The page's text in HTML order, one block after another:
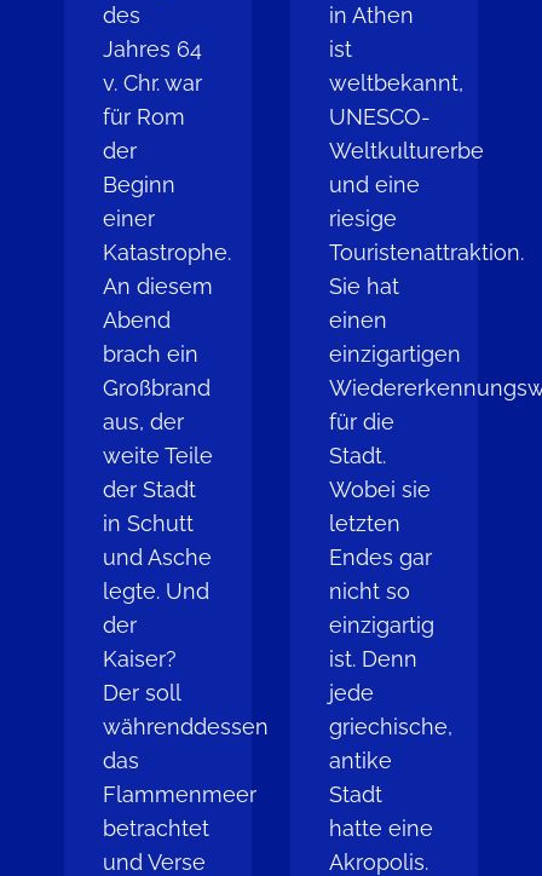
des
Jahres 64
v. Chr. war
für Rom
der
Beginn
einer
Katastrophe.
An diesem
Abend
brach ein
Großbrand
aus, der
weite Teile
der Stadt
in Schutt
und Asche
legte. Und
der
Kaiser?
Der soll
währenddessen
das
Flammenmeer
betrachtet
und Verse
in Athen
ist
weltbekannt,
UNESCO-
Weltkulturerbe
und eine
riesige
Touristenattraktion.
Sie hat
einen
einzigartigen
für die
Stadt.
Wobei sie
letzten
Endes gar
nicht so
einzigartig
ist. Denn
jede
griechische,
antike
Stadt
hatte eine
Akropolis.